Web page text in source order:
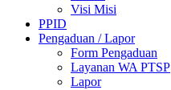
Visi Misi
PPID
Pengaduan / Lapor
Form Pengaduan
Layanan WA PTSP
Lapor